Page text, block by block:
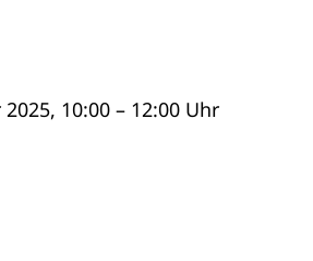
10:00 – 12:00 Uhr